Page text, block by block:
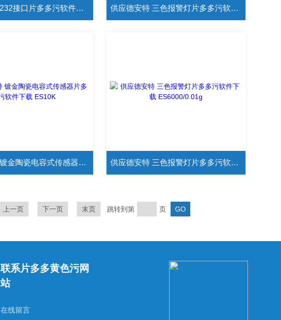
供应德安特 232接口片多多污软件下载 ES30K/0.1g 供应德安特 三色报警灯片多多污软件下载 ES20K/0.1g
供应德安特 镀金陶瓷电容式传感器片多多污软件下载 ES10K 供应德安特 三色报警灯片多多污软件下载 ES6000/0.01g
上一页 下一页 末页 跳转到第 页
联系片多多黄色污网
站
在线留言